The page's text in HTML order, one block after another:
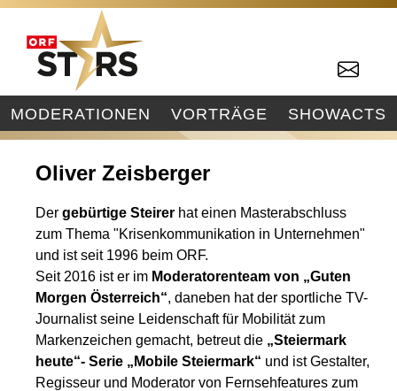
MODERATIONEN VORTRÄGE SHOWACTS
Oliver Zeisberger
Dergebürtige Steirer hat einen Masterabschluss
zum Thema "Krisenkommunikation in Unternehmen"
und ist seit 1996 beim ORF.
Seit 2016 ist er im Moderatorenteam von „Guten
Morgen Österreich“, daneben hat der sportliche TV-
Journalist seine Leidenschaft für Mobilität zum
Markenzeichen gemacht, betreut die „Steiermark
heute“- Serie „Mobile Steiermark“ und ist Gestalter,
Regisseur und Moderator von Fernsehfeatures zum